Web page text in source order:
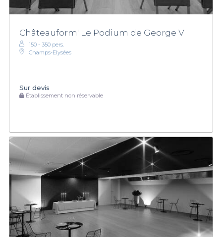
Châteauform' Le Podium de George V
150 - 350 pers.
Champs-Elysées
Sur devis
Établissement non réservable